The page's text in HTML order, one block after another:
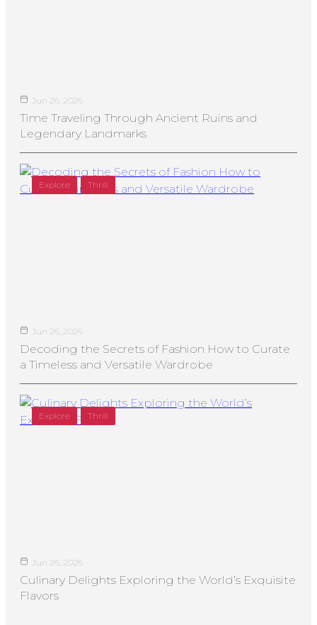
Jun 26, 2026
Time Traveling Through Ancient Ruins and
Legendary Landmarks
Explore Thrill
Jun 26, 2026
Decoding the Secrets of Fashion How to Curate
a Timeless and Versatile Wardrobe
Explore Thrill
Jun 26, 2026
Culinary Delights Exploring the World’s Exquisite
Flavors